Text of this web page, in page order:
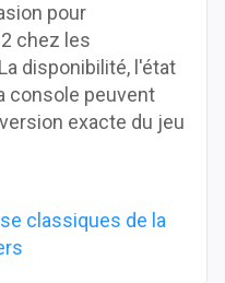
pour
chez les
disponibilité, l'état
console peuvent
exacte du jeu
classiques de la